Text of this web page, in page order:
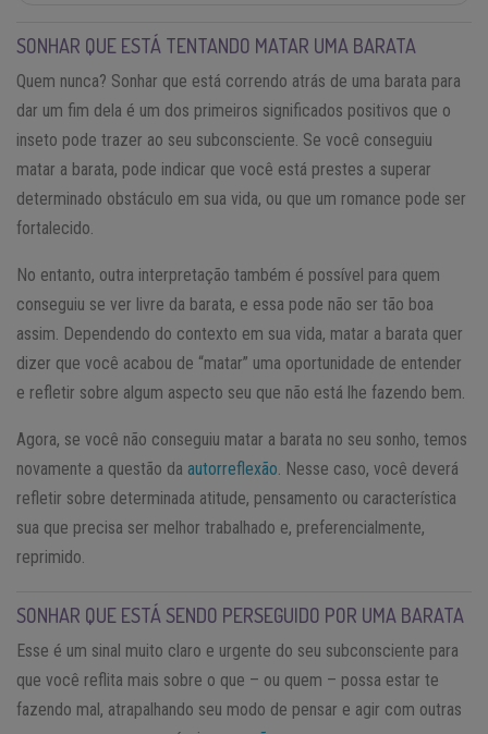
SONHAR QUE ESTÁ TENTANDO MATAR UMA BARATA
Quem nunca? Sonhar que está correndo atrás de uma barata para
dar um fim dela é um dos primeiros significados positivos que o
inseto pode trazer ao seu subconsciente. Se você conseguiu
matar a barata, pode indicar que você está prestes a superar
determinado obstáculo em sua vida, ou que um romance pode ser
fortalecido.
No entanto, outra interpretação também é possível para quem
conseguiu se ver livre da barata, e essa pode não ser tão boa
assim. Dependendo do contexto em sua vida, matar a barata quer
dizer que você acabou de “matar” uma oportunidade de entender
e refletir sobre algum aspecto seu que não está lhe fazendo bem.
Agora, se você não conseguiu matar a barata no seu sonho, temos
novamente a questão da autorreflexão . Nesse caso, você deverá
refletir sobre determinada atitude, pensamento ou característica
sua que precisa ser melhor trabalhado e, preferencialmente,
reprimido.
SONHAR QUE ESTÁ SENDO PERSEGUIDO POR UMA BARATA
Esse é um sinal muito claro e urgente do seu subconsciente para
que você reflita mais sobre o que – ou quem – possa estar te
fazendo mal, atrapalhando seu modo de pensar e agir com outras